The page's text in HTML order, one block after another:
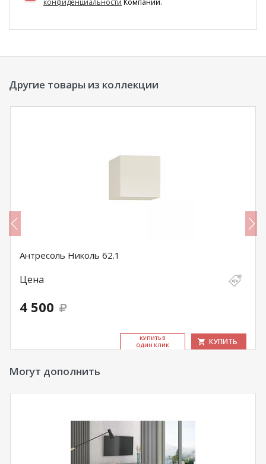
конфиденциальности Компании.
Другие товары из коллекции
Антресоль Николь 62.1
Цена
4 500
КУ­ПИТЬ В
ОДИН КЛИК
КУПИТЬ
Могут дополнить